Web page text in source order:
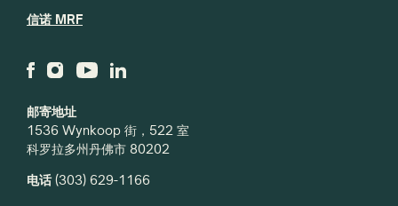
邮寄地址
1536 Wynkoop 街，522 室
科罗拉多州丹佛市 80202
电话(303) 629-1166
信诺 MRF